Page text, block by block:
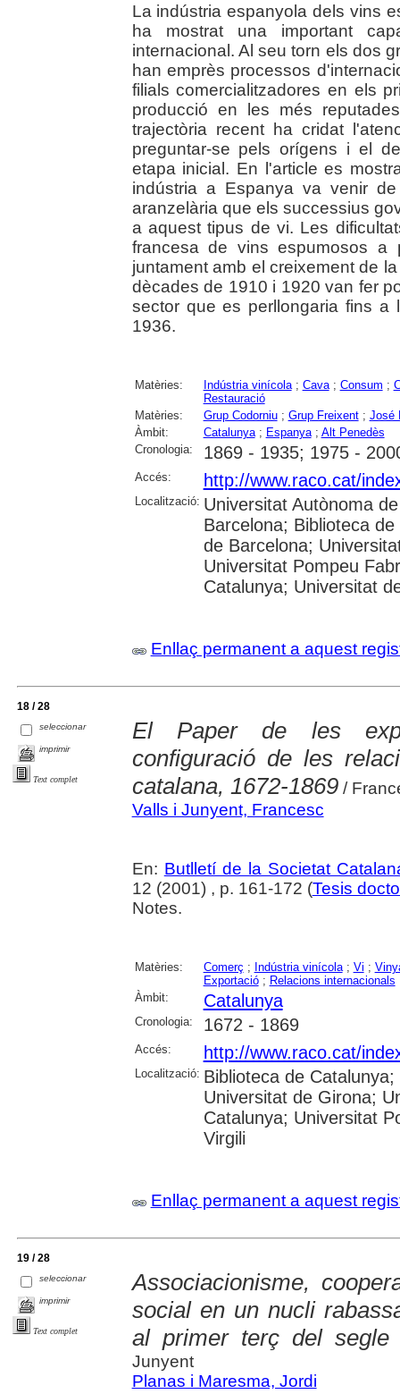
La indústria espanyola dels vins
ha mostrat una important
internacional. Al seu torn els dos
han emprès processos
filials comercialitzadores en els
producció en les més
trajectòria recent ha cridat
preguntar-se pels orígens i el
etapa inicial. En l'article es
indústria a Espanya va venir
aranzelària que els successius
a aquest tipus de vi. Les
francesa de vins espumosos a
juntament amb el creixement de
dècades de 1910 i 1920 van fer
sector que es perllongaria fins
1936.
Matèries: Indústria vinícola; Cava; Consum ;
Restauració
Matèries:
Grup Codorniu; Grup Freixent; José
Àmbit:
Catalunya; Espanya; Alt Penedès
Cronologia:
1869 - 1935; 1975 -
Accés: http://www.raco.cat/
Localització: Universitat Autònoma
Barcelona; Biblioteca
de Barcelona;
Universitat Pompeu
Catalunya; Universitat
Enllaç permanent a aquest
18 / 28
seleccionar
imprimir
Text complet
El Paper de les
configuració de les
catalana, 1672-1869/
Valls i Junyent, Francesc
En: Butlletí de la Societat
12 (2001) , p. 161-172 (Tesis
Notes.
Matèries: Comerç ; Indústria vinícola; Vi ;
Exportació; Relacions internacionals
Àmbit:
Catalunya
Cronologia: 1672 - 1869
Accés: http://www.raco.cat/
Localització: Biblioteca de
Universitat de Girona;
Catalunya; Universitat
Virgili
Enllaç permanent a aquest
19 / 28
seleccionar
imprimir
Text complet
Associacionisme,
social en un nucli
al primer terç del segle
Junyent
Planas i Maresma, Jordi